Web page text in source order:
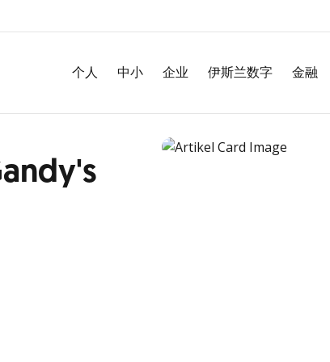
个人 中小 企业 伊斯兰数字 金融